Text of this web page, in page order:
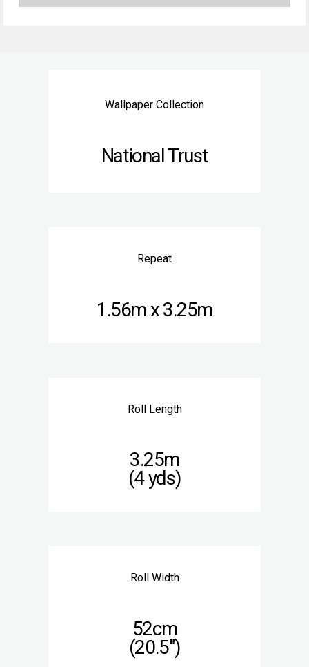
Wallpaper Collection
National Trust
Repeat
1.56m x 3.25m
Roll Length
3.25m
(4 yds)
Roll Width
52cm
(20.5″)